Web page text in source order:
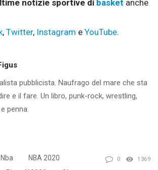
notizie sportive di basket anche
, Twitter, Instagram e YouTube.
pubblicista. Naufrago del mare che sta
e il fare. Un libro, punk-rock, wrestling,
penna.
Nba
NBA 2020
0 1369